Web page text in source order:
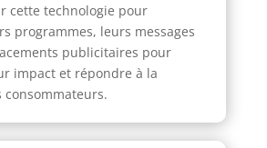
cette technologie pour
programmes, leurs messages
publicitaires pour
impact et répondre à la
consommateurs.